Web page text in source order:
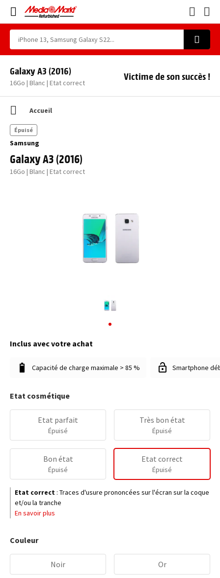
Galaxy A3 (2016)
16Go | Blanc | Etat correct
Victime de son succès !
Accueil
Samsung
Galaxy A3 (2016)
16Go | Blanc | Etat correct
Épuisé
Inclus avec votre achat
Capacité de charge maximale > 85 % Smartphone
Etat cosmétique
Etat parfait
Épuisé
Très bon état
Épuisé
Bon état
Épuisé
Etat correct
Épuisé
Etat correct : Traces d'usure prononcées sur l'écran sur la coque
et/ou la tranche
En savoir plus
Couleur
Noir Or